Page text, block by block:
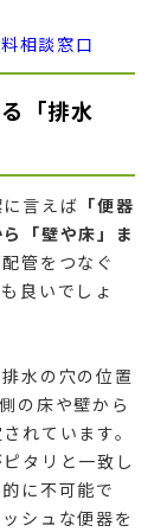
相談窓口
「排水
言えば 「便器
「壁や床」ま
管をつなぐ
良いでしょ
水の穴の位置
の床や壁から
れています。
タリと一致し
に不可能で
シュな便器を